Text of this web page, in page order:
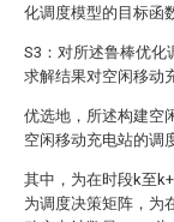
化调度模型的目标函
S3：对所述鲁棒优化
求解结果对空闲移动
优选地，所述构建空
空闲移动充电站的调
其中， 为在时段k至
为调度决策矩阵， 为